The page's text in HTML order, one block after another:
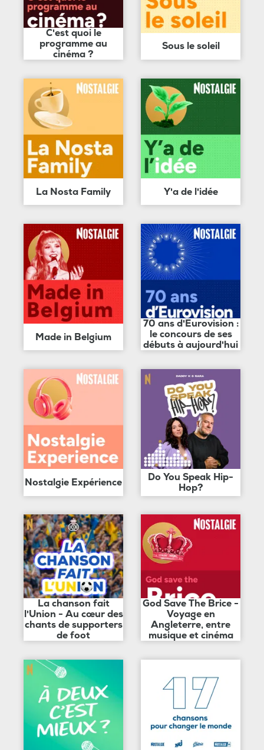
C'est quoi le
programme au
cinéma ?
Sous le soleil
La Nosta Family Y'a de l'idée
Made in Belgium
70 ans d'Eurovision :
le concours de ses
débuts à aujourd'hui
Nostalgie Expérience
Do You Speak Hip-
Hop?
La chanson fait
l'Union - Au cœur des
chants de supporters
de foot
God Save The Brice -
Voyage en
Angleterre, entre
musique et cinéma